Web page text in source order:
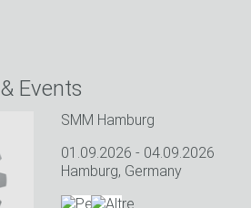
Events
SMM Hamburg
01.09.2026 - 04.09.2026
Hamburg, Germany